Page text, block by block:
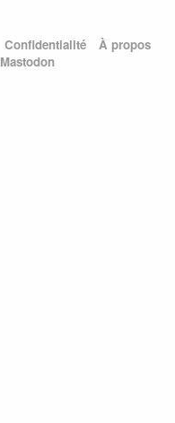
Confidentialité
À propos
Mastodon